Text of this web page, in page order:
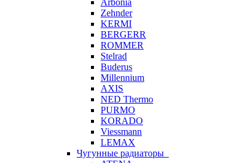
Arbonia
Zehnder
KERMI
BERGERR
ROMMER
Stelrad
Buderus
Millennium
AXIS
NED Thermo
PURMO
KORADO
Viessmann
LEMAX
Чугунные радиаторы